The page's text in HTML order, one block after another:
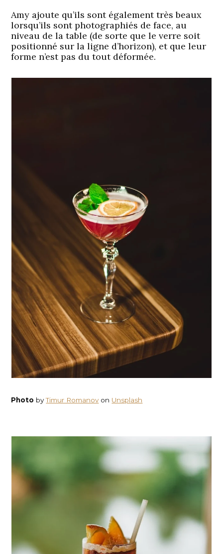
Amy ajoute qu’ils sont également très beaux
lorsqu’ils sont photographiés de face, au
niveau de la table (de sorte que le verre soit
positionné sur la ligne d’horizon), et que leur
forme n’est pas du tout déformée.
Photo byTimur Romanov on Unsplash